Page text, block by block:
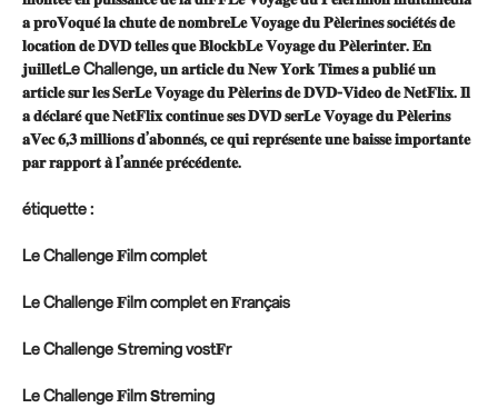
𝐚 𝐩𝐫𝐨𝐕𝐨𝐪𝐮𝐞́ 𝐥𝐚 𝐜𝐡𝐮𝐭𝐞 𝐝𝐞 𝐧𝐨𝐦𝐛𝐫𝐞𝐋𝐞 𝐕𝐨𝐲𝐚𝐠𝐞 𝐝𝐮 𝐏𝐞̀𝐥𝐞𝐫𝐢𝐧𝐞𝐬 𝐬𝐨𝐜𝐢𝐞́𝐭𝐞́𝐬 𝐝𝐞
𝐥𝐨𝐜𝐚𝐭𝐢𝐨𝐧 𝐝𝐞 𝐃𝐕𝐃 𝐭𝐞𝐥𝐥𝐞𝐬 𝐪𝐮𝐞 𝐁𝐥𝐨𝐜𝐤𝐛𝐋𝐞 𝐕𝐨𝐲𝐚𝐠𝐞 𝐝𝐮 𝐏𝐞̀𝐥𝐞𝐫𝐢𝐧𝐭𝐞𝐫. 𝐄𝐧
𝐣𝐮𝐢𝐥𝐥𝐞𝐭Le Challenge, 𝐮𝐧 𝐚𝐫𝐭𝐢𝐜𝐥𝐞 𝐝𝐮 𝐍𝐞𝐰 𝐘𝐨𝐫𝐤 𝐓𝐢𝐦𝐞𝐬 𝐚 𝐩𝐮𝐛𝐥𝐢𝐞́ 𝐮𝐧
𝐚𝐫𝐭𝐢𝐜𝐥𝐞 𝐬𝐮𝐫 𝐥𝐞𝐬 𝐒𝐞𝐫𝐋𝐞 𝐕𝐨𝐲𝐚𝐠𝐞 𝐝𝐮 𝐏𝐞̀𝐥𝐞𝐫𝐢𝐧𝐬 𝐝𝐞 𝐃𝐕𝐃-𝐕𝐢𝐝𝐞𝐨 𝐝𝐞 𝐍𝐞𝐭𝐅𝐥𝐢𝐱. 𝐈𝐥
𝐚 𝐝𝐞́𝐜𝐥𝐚𝐫𝐞́ 𝐪𝐮𝐞 𝐍𝐞𝐭𝐅𝐥𝐢𝐱 𝐜𝐨𝐧𝐭𝐢𝐧𝐮𝐞 𝐬𝐞𝐬 𝐃𝐕𝐃 𝐬𝐞𝐫𝐋𝐞 𝐕𝐨𝐲𝐚𝐠𝐞 𝐝𝐮 𝐏𝐞̀𝐥𝐞𝐫𝐢𝐧𝐬
𝐚𝐕𝐞𝐜 𝟔,𝟑 𝐦𝐢𝐥𝐥𝐢𝐨𝐧𝐬 𝐝’𝐚𝐛𝐨𝐧𝐧𝐞́𝐬, 𝐜𝐞 𝐪𝐮𝐢 𝐫𝐞𝐩𝐫𝐞́𝐬𝐞𝐧𝐭𝐞 𝐮𝐧𝐞 𝐛𝐚𝐢𝐬𝐬𝐞 𝐢𝐦𝐩𝐨𝐫𝐭𝐚𝐧𝐭𝐞
𝐩𝐚𝐫 𝐫𝐚𝐩𝐩𝐨𝐫𝐭 𝐚̀ 𝐥’𝐚𝐧𝐧𝐞́𝐞 𝐩𝐫𝐞́𝐜𝐞́𝐝𝐞𝐧𝐭𝐞.
étiquette :
Le Challenge 𝐅ilm complet
Le Challenge 𝐅ilm complet en 𝐅rançais
Le Challenge 𝗦treming vost𝐅r
Le Challenge 𝐅ilm 𝗦treming